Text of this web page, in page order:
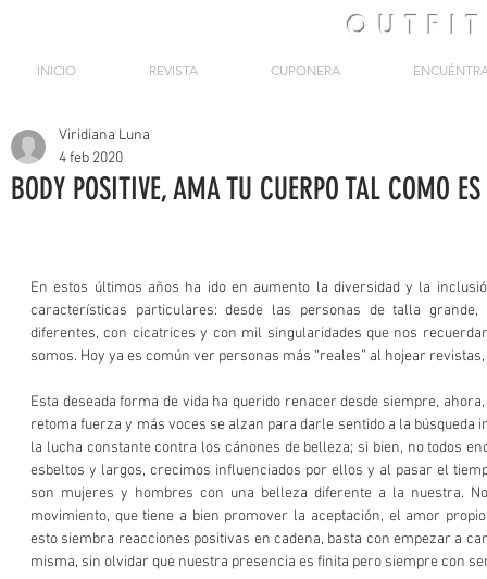
OUTFIT
INICIO REVISTA CUPONERA
BODY POSITIVE, AMA TU CUERPO TAL COMO ES
Viridiana Luna
4 feb 2020
En estos últimos años ha ido en aumento la diversidad y la
características particulares: desde las personas de talla grande,
diferentes, con cicatrices y con mil singularidades que nos
somos. Hoy ya es común ver personas más “reales” al hojear
Esta deseada forma de vida ha querido renacer desde siempre,
retoma fuerza y más voces se alzan para darle sentido a la búsqueda
la lucha constante contra los cánones de belleza; si bien, no todos
esbeltos y largos, crecimos influenciados por ellos y al pasar el
son mujeres y hombres con una belleza diferente a la nuestra.
movimiento, que tiene a bien promover la aceptación, el amor
esto siembra reacciones positivas en cadena, basta con empezar a
misma, sin olvidar que nuestra presencia es finita pero siempre con